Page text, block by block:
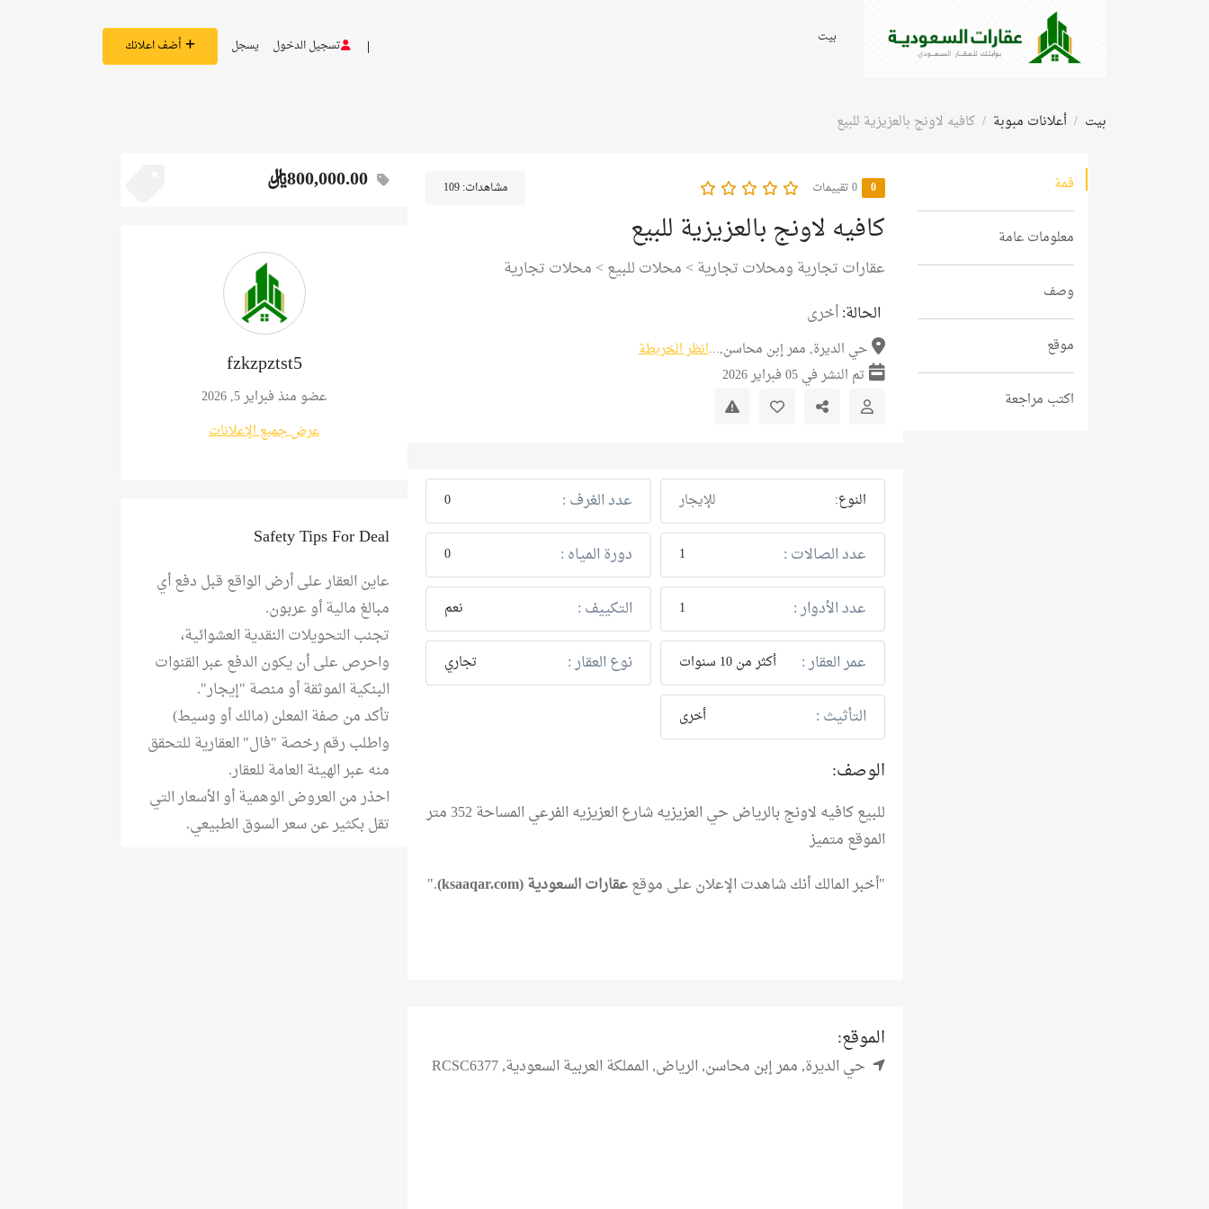
بيت تسجيل الدخول يسجل أضف اعلانك
بيت أعلانات مبوبة كافيه لاونج بالعزيزية للبيع
قمة
معلومات عامة
وصف
موقع
اكتب مراجعة
0 ‫0 تقييمات مشاهدات:109
كافيه لاونج بالعزيزية للبيع
عقارات تجارية ومحلات تجارية> محلات للبيع> محلات تجارية
الحالة:أخرى
حي الديرة, ممر إبن محاسن,...انظر الخريطة
تم النشر في 05 فبراير 2026
النوع: للإيجار عدد الغرف : 0
عدد الصالات : 1 دورة المياه : 0
عدد الأدوار : 1 التكييف : نعم
عمر العقار : أكثر من 10 سنوات نوع العقار : تجاري
التأثيث : أخرى
الوصف:
للبيع كافيه لاونج بالرياض حي العزيزيه شارع العزيزيه الفرعي المساحة 352 متر
الموقع متميز
"أخبر المالك أنك شاهدت الإعلان على موقععقارات السعودية (ksaaqar.com) ."
الموقع:
حي الديرة, ممر إبن محاسن, الرياض, المملكة العربية السعودية, RCSC6377
800,000.00ريال
fzkzpztst5
عضو منذ فبراير 5, 2026
عرض جميع الإعلانات
Safety Tips For Deal
عاين العقار على أرض الواقع قبل دفع أي
مبالغ مالية أو عربون.
تجنب التحويلات النقدية العشوائية،
واحرص على أن يكون الدفع عبر القنوات
البنكية الموثقة أو منصة "إيجار".
تأكد من صفة المعلن (مالك أو وسيط)
واطلب رقم رخصة "فال" العقارية للتحقق
منه عبر الهيئة العامة للعقار.
احذر من العروض الوهمية أو الأسعار التي
تقل بكثير عن سعر السوق الطبيعي.